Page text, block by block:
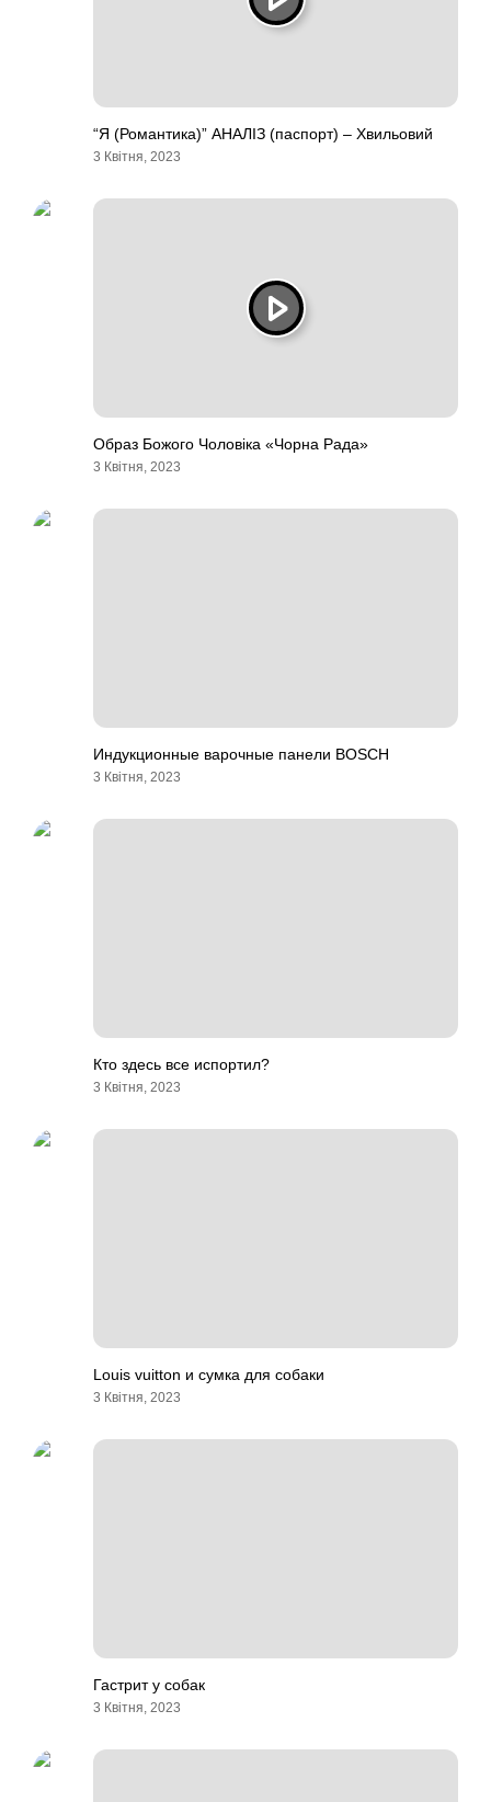
“Я (Романтика)” АНАЛІЗ (паспорт) – Хвильовий
3 Квітня, 2023
Образ Божого Чоловіка «Чорна Рада»
3 Квітня, 2023
Индукционные варочные панели BOSCH
3 Квітня, 2023
Кто здесь все испортил?
3 Квітня, 2023
Louis vuitton и сумка для собаки
3 Квітня, 2023
Гастрит у собак
3 Квітня, 2023